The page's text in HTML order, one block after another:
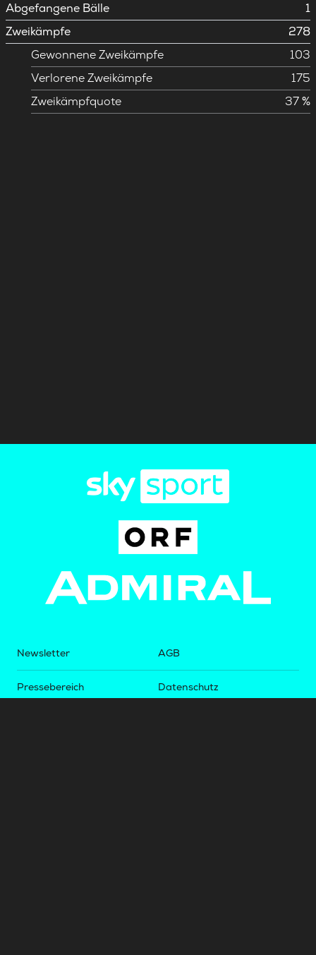
Abgefangene Bälle
1
Zweikämpfe
278
Gewonnene Zweikämpfe
103
Verlorene Zweikämpfe
175
Zweikämpfquote
37 %
Newsletter
Pressebereich
AGB
Datenschutz